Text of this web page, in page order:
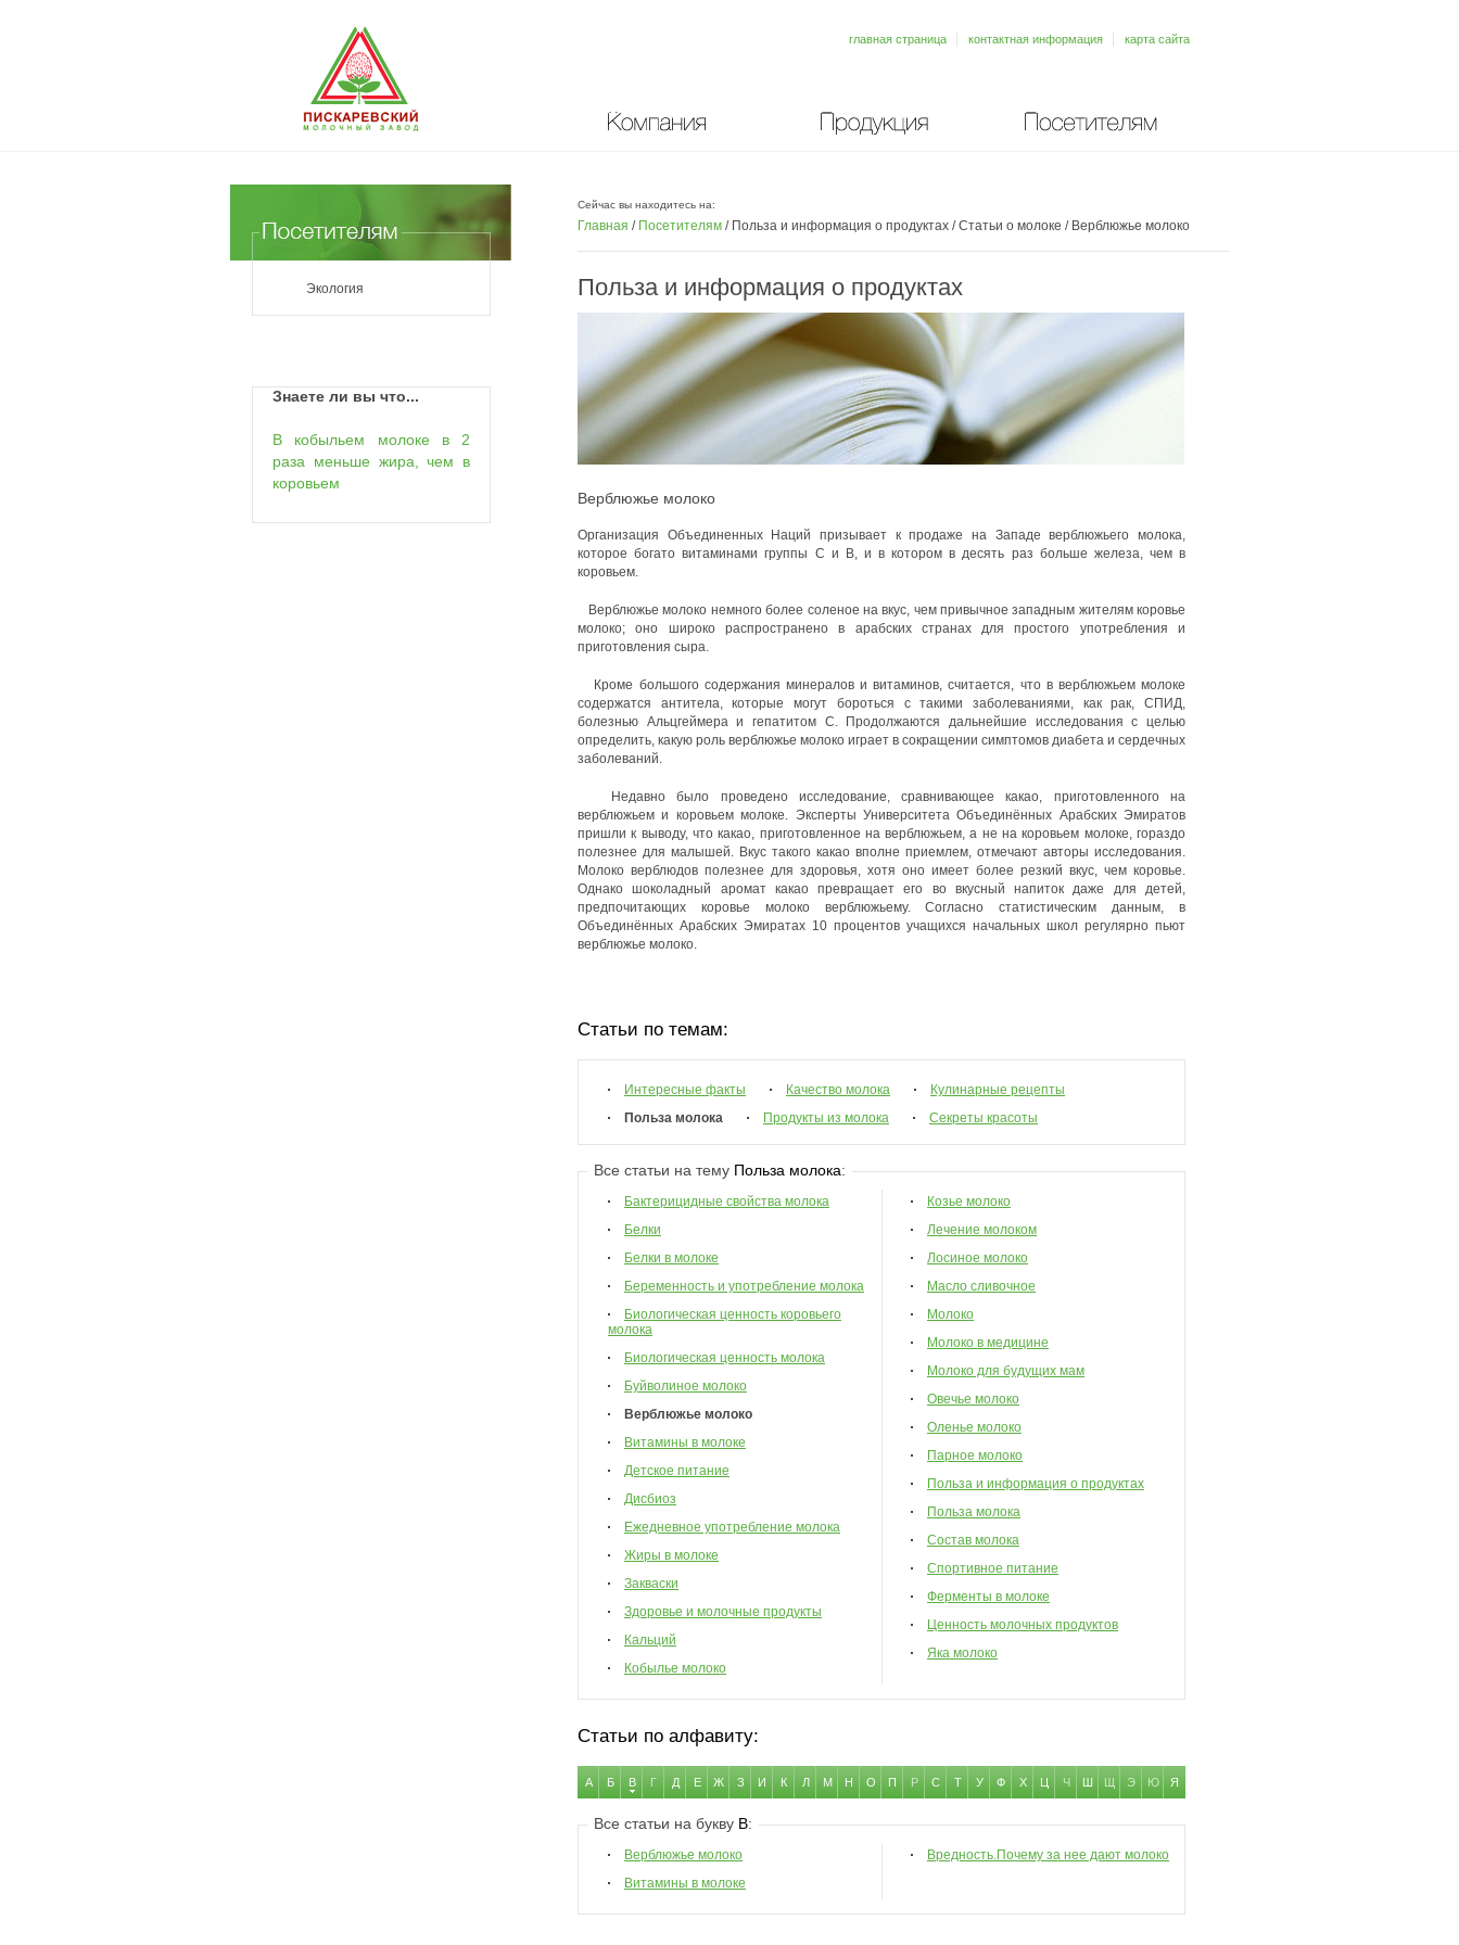
Компания Продукция Посетителям
главная страница контактная информация карта сайта
Экология
Знаете ли вы что...
В кобыльем молоке в 2
раза меньше жира, чем в
коровьем
Сейчас вы находитесь на:
Главная / Посетителям / Польза и информация о продуктах /Статьи о молоке / Верблюжье молоко
Польза и информация о продуктах
Верблюжье молоко
Организация Объединенных Наций призывает к продаже на Западе верблюжьего молока,
которое богато витаминами группы С и В, и в котором в десять раз больше железа, чем в
коровьем.
Верблюжье молоко немного более соленое на вкус, чем привычное западным жителям коровье
молоко; оно широко распространено в арабских странах для простого употребления и
приготовления сыра.
Кроме большого содержания минералов и витаминов, считается, что в верблюжьем молоке
содержатся антитела, которые могут бороться с такими заболеваниями, как рак, СПИД,
болезнью Альцгеймера и гепатитом С. Продолжаются дальнейшие исследования с целью
определить, какую роль верблюжье молоко играет в сокращении симптомов диабета и сердечных
заболеваний.
Недавно было проведено исследование, сравнивающее какао, приготовленного на
верблюжьем и коровьем молоке. Эксперты Университета Объединённых Арабских Эмиратов
пришли к выводу, что какао, приготовленное на верблюжьем, а не на коровьем молоке, гораздо
полезнее для малышей. Вкус такого какао вполне приемлем, отмечают авторы исследования.
Молоко верблюдов полезнее для здоровья, хотя оно имеет более резкий вкус, чем коровье.
Однако шоколадный аромат какао превращает его во вкусный напиток даже для детей,
предпочитающих коровье молоко верблюжьему. Согласно статистическим данным, в
Объединённых Арабских Эмиратах 10 процентов учащихся начальных школ регулярно пьют
верблюжье молоко.
Статьи по темам:
Интересные факты Качество молока
Кулинарные рецепты
Польза молока
Продукты из молока Секреты красоты
Все статьи на тему Польза молока:
Бактерицидные свойства молока
Белки
Белки в молоке
Беременность и употребление молока
Биологическая ценность коровьего
молока
Биологическая ценность молока
Буйволиное молоко
Верблюжье молоко
Витамины в молоке
Детское питание
Дисбиоз
Ежедневное употребление молока
Жиры в молоке
Закваски
Здоровье и молочные продукты
Кальций
Кобылье молоко
Козье молоко
Лечение молоком
Лосиное молоко
Масло сливочное
Молоко
Молоко в медицине
Молоко для будущих мам
Овечье молоко
Оленье молоко
Парное молоко
Польза и информация о продуктах
Польза молока
Состав молока
Спортивное питание
Ферменты в молоке
Ценность молочных продуктов
Яка молоко
Статьи по алфавиту:
А Б В Г Д Е Ж З И К Л М Н О П Р С Т У Ф Х Ч Э Ю Я
Все статьи на букву В:
Верблюжье молоко
Витамины в молоке
Вредность.Почему за нее дают молоко